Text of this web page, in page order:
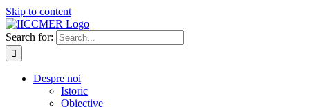
Skip to content
Search for:
Despre noi
Istoric
Obiective